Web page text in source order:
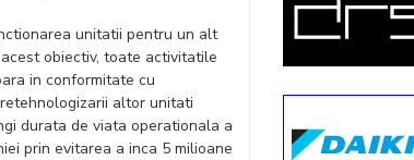
unitatii pentru un alt
obiectiv, toate activitatile
in conformitate cu
altor unitati
durata de viata operationala a
prin evitarea a inca 5 milioane